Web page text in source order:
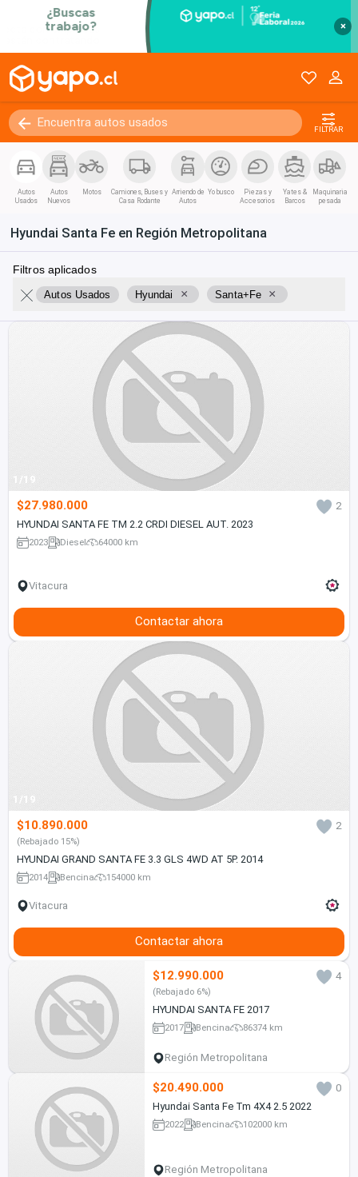
×
FILTRAR
Autos
Usados
Autos
Nuevos
Motos
Camiones, Buses y
Casa Rodante
Arriendo de
Autos
Yo busco
Piezas y
Accesorios
Yates &
Barcos
Maquinaria
pesada
Hyundai Santa Fe en Región Metropolitana
Filtros aplicados
Autos Usados Hyundai × Santa+Fe ×
1/19
$27.980.000
2
HYUNDAI SANTA FE TM 2.2 CRDI DIESEL AUT. 2023
2023 Diesel 64000 km
Vitacura
Contactar ahora
1/19
$10.890.000 2
(Rebajado 15%)
HYUNDAI GRAND SANTA FE 3.3 GLS 4WD AT 5P. 2014
2014 Bencina 154000 km
Vitacura
Contactar ahora
$12.990.000 4
(Rebajado 6%)
HYUNDAI SANTA FE 2017
2017 Bencina 86374 km
Región Metropolitana
$20.490.000
0
Hyundai Santa Fe Tm 4X4 2.5 2022
2022 Bencina 102000 km
Región Metropolitana